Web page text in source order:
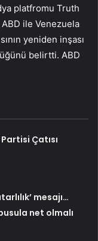
platfromu Truth
ABD ile Venezuela
yeniden inşası
belirtti. ABD
Çatısı
mesajı…
net olmalı